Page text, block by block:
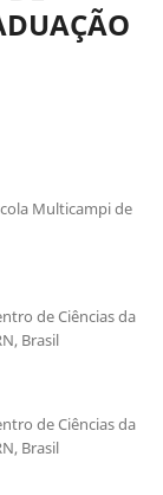
Multicampi de
de Ciências da
Brasil
de Ciências da
Brasil